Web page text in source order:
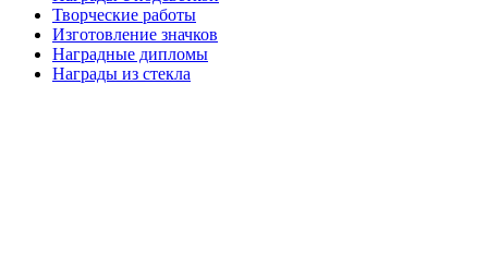
Творческие работы
Изготовление значков
Наградные дипломы
Награды из стекла